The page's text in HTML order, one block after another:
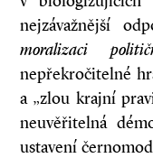
nejzávažnější
moralizaci
nepřekročitelné
a „zlou krajní
neuvěřitelná
ustavení